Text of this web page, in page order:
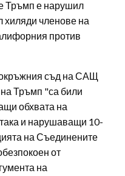
Тръмп е нарушил
хиляди членове на
против
съд на САЩ
Тръмп "са били
обхвата на
и нарушаващи 10-
на Съединените
от
на